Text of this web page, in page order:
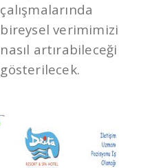
çalışmalarında
bireysel verimimizi
nasıl artırabileceği
gösterilecek.